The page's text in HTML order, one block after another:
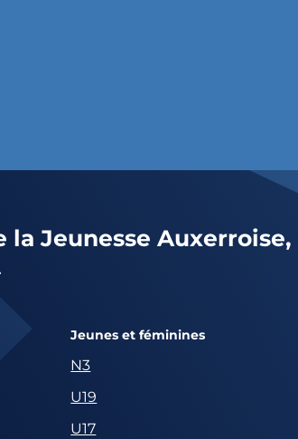
la Jeunesse Auxerroise,
Jeunes et féminines
N3
U19
U17